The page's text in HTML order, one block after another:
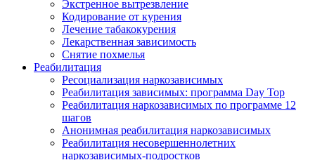
Экстренное вытрезвление
Кодирование от курения
Лечение табакокурения
Лекарственная зависимость
Снятие похмелья
Реабилитация
Ресоциализация наркозависимых
Реабилитация зависимых: программа Day Top
Реабилитация наркозависимых по программе 12
шагов
Анонимная реабилитация наркозависимых
Реабилитация несовершеннолетних
наркозависимых-подростков